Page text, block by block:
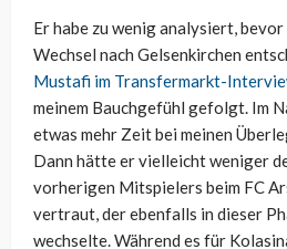
Er habe zu wenig analysiert, bevor
Wechsel nach Gelsenkirchen
Mustafi im Transfermarkt-
meinem Bauchgefühl gefolgt. Im
etwas mehr Zeit bei meinen
Dann hätte er vielleicht weniger
vorherigen Mitspielers beim FC
vertraut, der ebenfalls in dieser
wechselte. Während es für